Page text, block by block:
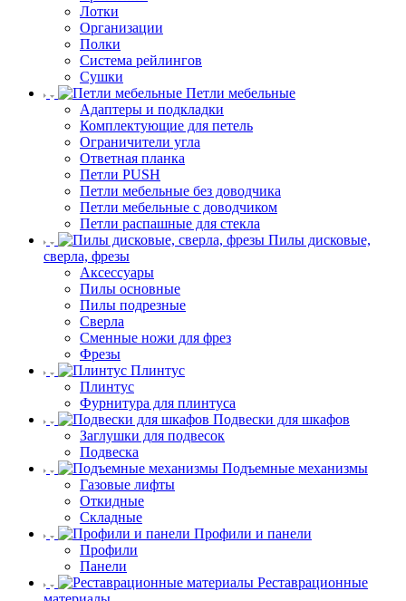
Лотки
Организации
Полки
Система рейлингов
Сушки
Петли мебельные
Адаптеры и подкладки
Комплектующие для петель
Ограничители угла
Ответная планка
Петли PUSH
Петли мебельные без доводчика
Петли мебельные с доводчиком
Петли распашные для стекла
Пилы дисковые,
сверла, фрезы
Аксессуары
Пилы основные
Пилы подрезные
Сверла
Сменные ножи для фрез
Фрезы
Плинтус
Плинтус
Фурнитура для плинтуса
Подвески для шкафов
Заглушки для подвесок
Подвеска
Подъемные механизмы
Газовые лифты
Откидные
Складные
Профили и панели
Профили
Панели
Реставрационные